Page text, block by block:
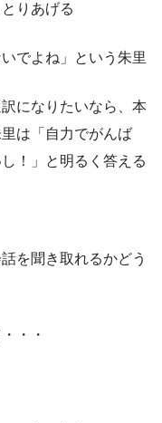
りあげる
でよね」という朱里
になりたいなら、本
は「自力でがんば
！」と明るく答える
を聞き取れるかどう
・・